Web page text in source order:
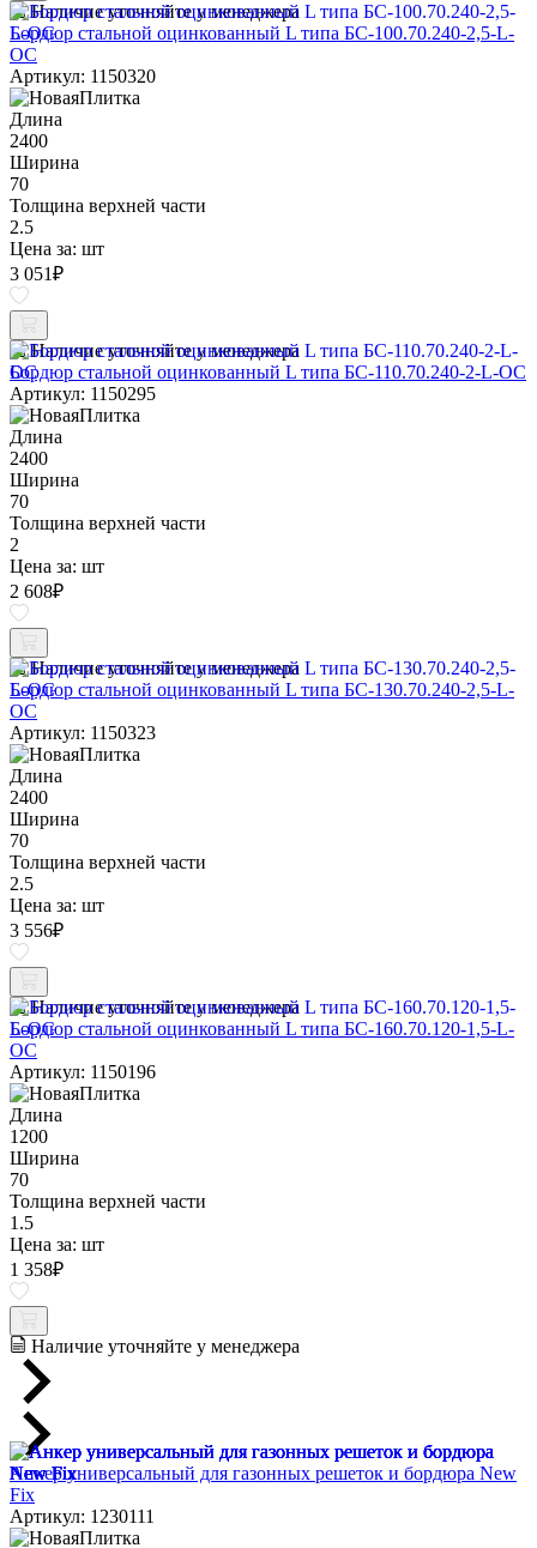
Наличие уточняйте у менеджера
Бордюр стальной оцинкованный L типа БС-100.70.240-2,5-L-
ОС
Артикул: 1150320
Длина
2400
Ширина
70
Толщина верхней части
2.5
Цена за: шт
3 051₽
Наличие уточняйте у менеджера
Бордюр стальной оцинкованный L типа БС-110.70.240-2-L-ОС
Артикул: 1150295
Длина
2400
Ширина
70
Толщина верхней части
2
Цена за: шт
2 608₽
Наличие уточняйте у менеджера
Бордюр стальной оцинкованный L типа БС-130.70.240-2,5-L-
ОС
Артикул: 1150323
Длина
2400
Ширина
70
Толщина верхней части
2.5
Цена за: шт
3 556₽
Наличие уточняйте у менеджера
Бордюр стальной оцинкованный L типа БС-160.70.120-1,5-L-
ОС
Артикул: 1150196
Длина
1200
Ширина
70
Толщина верхней части
1.5
Цена за: шт
1 358₽
Наличие уточняйте у менеджера
Анкер универсальный для газонных решеток и бордюра New
Fix
Артикул: 1230111